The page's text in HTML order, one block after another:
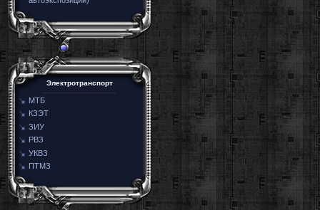
Электротранспорт
МТБ
КЗЭТ
ЗИУ
РВЗ
УКВЗ
ПТМЗ